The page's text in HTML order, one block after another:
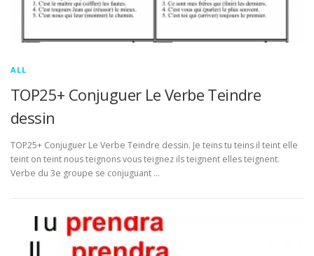
ALL
TOP25+ Conjuguer Le Verbe Teindre
dessin
TOP25+ Conjuguer Le Verbe Teindre dessin. Je teins tu teins il teint elle
teint on teint nous teignons vous teignez ils teignent elles teignent.
Verbe du 3e groupe se conjuguant …